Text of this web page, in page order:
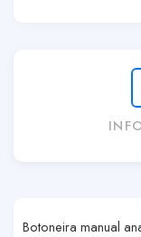
Botoneira manual